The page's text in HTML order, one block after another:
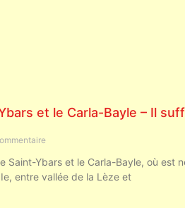
et le Carla-Bayle – Il
Saint-Ybars et le Carla-Bayle, où est
entre vallée de la Lèze et